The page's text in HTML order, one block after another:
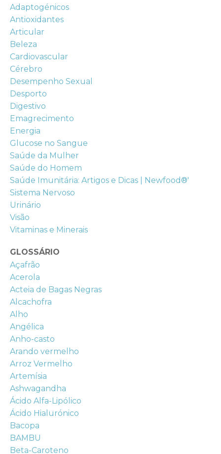
Adaptogénicos
Antioxidantes
Articular
Beleza
Cardiovascular
Cérebro
Desempenho Sexual
Desporto
Digestivo
Emagrecimento
Energia
Glucose no Sangue
Saúde da Mulher
Saúde do Homem
Saúde Imunitária: Artigos e Dicas | Newfood®'
Sistema Nervoso
Urinário
Visão
Vitaminas e Minerais
GLOSSÁRIO
Açafrão
Acerola
Acteia de Bagas Negras
Alcachofra
Alho
Angélica
Anho-casto
Arando vermelho
Arroz Vermelho
Artemísia
Ashwagandha
Ácido Alfa-Lipólico
Ácido Hialurónico
Bacopa
BAMBU
Beta-Caroteno